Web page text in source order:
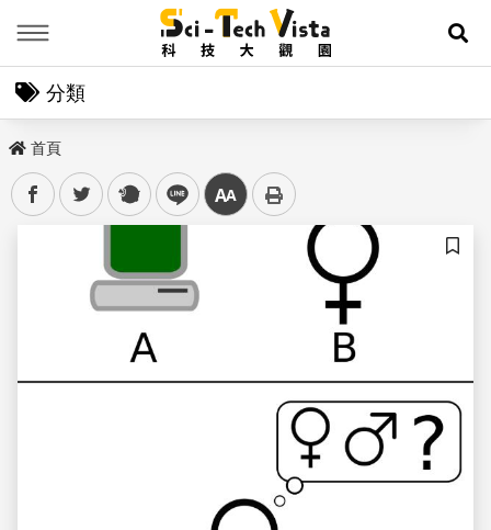
展
分類
首頁
facebooktwitter plurk line 中
儲存